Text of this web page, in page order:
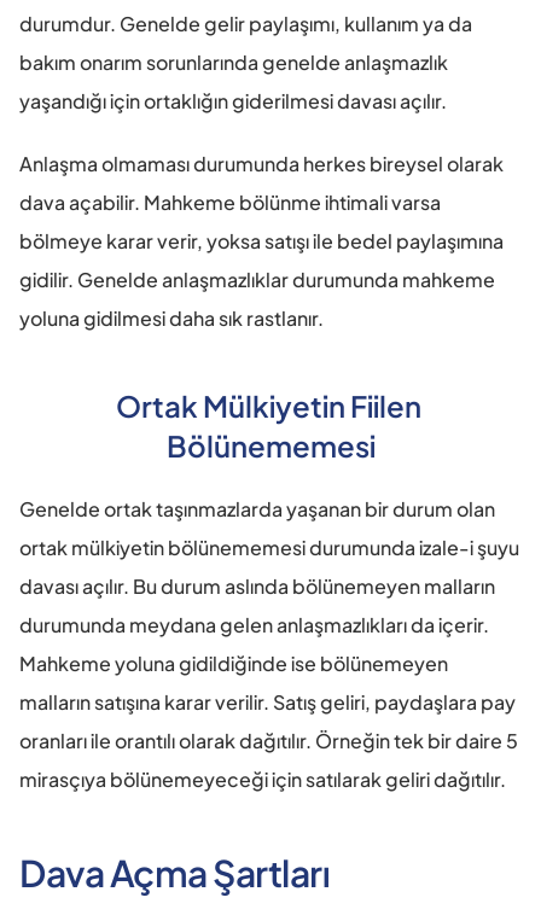
durumdur. Genelde gelir paylaşımı, kullanım ya da
bakım onarım sorunlarında genelde anlaşmazlık
yaşandığı için ortaklığın giderilmesi davası açılır.
Anlaşma olmaması durumunda herkes bireysel olarak
dava açabilir. Mahkeme bölünme ihtimali varsa
bölmeye karar verir, yoksa satışı ile bedel paylaşımına
gidilir. Genelde anlaşmazlıklar durumunda mahkeme
yoluna gidilmesi daha sık rastlanır.
Ortak Mülkiyetin Fiilen
Bölünememesi
Genelde ortak taşınmazlarda yaşanan bir durum olan
ortak mülkiyetin bölünememesi durumunda izale-i şuyu
davası açılır. Bu durum aslında bölünemeyen malların
durumunda meydana gelen anlaşmazlıkları da içerir.
Mahkeme yoluna gidildiğinde ise bölünemeyen
malların satışına karar verilir. Satış geliri, paydaşlara pay
oranları ile orantılı olarak dağıtılır. Örneğin tek bir daire 5
mirasçıya bölünemeyeceği için satılarak geliri dağıtılır.
Dava Açma Şartları